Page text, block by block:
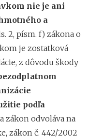
nie je ani
a
2, písm. f) zákona o
je zostatková
z dôvodu škody
podľa
zákon odvoláva na
zákon č. 442/2002